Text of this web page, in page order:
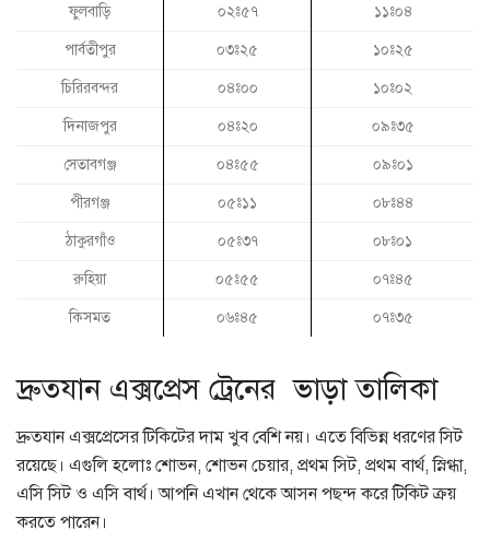
ফুলবাড়ি ০২ঃ৫৭ ১১ঃ০৪
পার্বতীপুর ০৩ঃ২৫ ১০ঃ২৫
চিরিরবন্দর ০৪ঃ০০ ১০ঃ০২
দিনাজপুর ০৪ঃ২০ ০৯ঃ৩৫
সেতাবগঞ্জ ০৪ঃ৫৫ ০৯ঃ০১
পীরগঞ্জ ০৫ঃ১১ ০৮ঃ৪৪
ঠাকুরগাঁও ০৫ঃ৩৭ ০৮ঃ০১
রুহিয়া ০৫ঃ৫৫ ০৭ঃ৪৫
কিসমত ০৬ঃ৪৫ ০৭ঃ৩৫
দ্রুতযান এক্সপ্রেস ট্রেনের ভাড়া তালিকা
দ্রুতযান এক্সপ্রেসের টিকিটের দাম খুব বেশি নয়। এতে বিভিন্ন ধরণের সিট
রয়েছে। এগুলি হলোঃ শোভন, শোভন চেয়ার, প্রথম সিট, প্রথম বার্থ, স্নিগ্ধা,
এসি সিট ও এসি বার্থ। আপনি এখান থেকে আসন পছন্দ করে টিকিট ক্রয়
করতে পারেন।